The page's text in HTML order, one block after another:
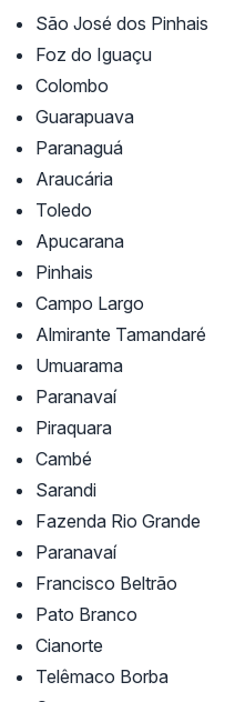
São José dos Pinhais
Foz do Iguaçu
Colombo
Guarapuava
Paranaguá
Araucária
Toledo
Apucarana
Pinhais
Campo Largo
Almirante Tamandaré
Umuarama
Paranavaí
Piraquara
Cambé
Sarandi
Fazenda Rio Grande
Paranavaí
Francisco Beltrão
Pato Branco
Cianorte
Telêmaco Borba